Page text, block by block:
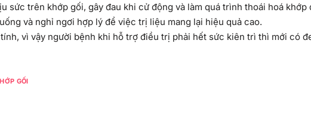
sức trên khớp gối, gây đau khi cử động và làm quá trình thoái hoá khớp
và nghỉ ngơi hợp lý để việc trị liệu mang lại hiệu quả cao.
vì vậy người bệnh khi hỗ trợ điều trị phải hết sức kiên trì thì mới có
GỐI